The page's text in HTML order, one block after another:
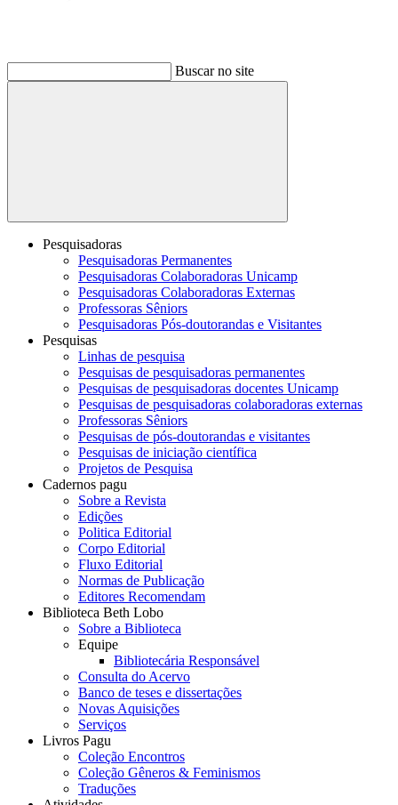
Buscar no site
Buscar
Pesquisadoras
Pesquisadoras Permanentes
Pesquisadoras Colaboradoras Unicamp
Pesquisadoras Colaboradoras Externas
Professoras Sêniors
Pesquisadoras Pós-doutorandas e Visitantes
Pesquisas
Linhas de pesquisa
Pesquisas de pesquisadoras permanentes
Pesquisas de pesquisadoras docentes Unicamp
Pesquisas de pesquisadoras colaboradoras externas
Professoras Sêniors
Pesquisas de pós-doutorandas e visitantes
Pesquisas de iniciação científica
Projetos de Pesquisa
Cadernos pagu
Sobre a Revista
Edições
Politica Editorial
Corpo Editorial
Fluxo Editorial
Normas de Publicação
Editores Recomendam
Biblioteca Beth Lobo
Sobre a Biblioteca
Equipe
Bibliotecária Responsável
Consulta do Acervo
Banco de teses e dissertações
Novas Aquisições
Serviços
Livros Pagu
Coleção Encontros
Coleção Gêneros & Feminismos
Traduções